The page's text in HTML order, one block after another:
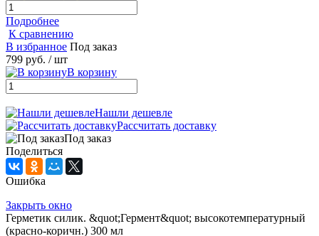
Подробнее
К сравнению
В избранное Под заказ
799 руб. / шт
В корзину
Нашли дешевле
Рассчитать доставку
Под заказ
Поделиться
Ошибка
Закрыть окно
Герметик силик. &quot;Гермент&quot; высокотемпературный
(красно-коричн.) 300 мл